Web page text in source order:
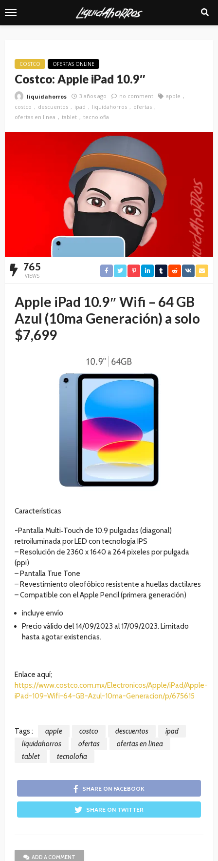
COSTCO OFERTAS ONLINE
Costco: Apple iPad 10.9″
liquidahorros 3 años ago no comment
apple
costco
descuentos ipad liquidahorros
ofertas
ofertas en linea
tablet tecnolofia
765
VIEWS
Apple iPad 10.9″ Wifi – 64 GB
Azul (10ma Generación) a solo
$7,699
Características
-Pantalla Multi‑Touch de 10.9 pulgadas (diagonal)
retroiluminada por LED con tecnología IPS
– Resolución de 2360 x 1640 a 264 pixeles por pulgada
(ppi)
– Pantalla True Tone
– Revestimiento oleofóbico resistente a huellas dactilares
– Compatible con el Apple Pencil (primera generación)
incluye envío
Precio válido del 14/09/2023 al 17/09/2023. Limitado
hasta agotar existencias.
Enlace aquí;
https://www.costco.com.mx/Electronicos/Apple/iPad/Apple-
iPad-109-Wifi-64-GB-Azul-10ma-Generacion/p/675615
Tags : apple costco descuentos
ipad
liquidahorros
ofertas
ofertas en linea
tablet
tecnolofia
SHARE ON FACEBOOK
SHARE ON TWITTER
ADD A COMMENT